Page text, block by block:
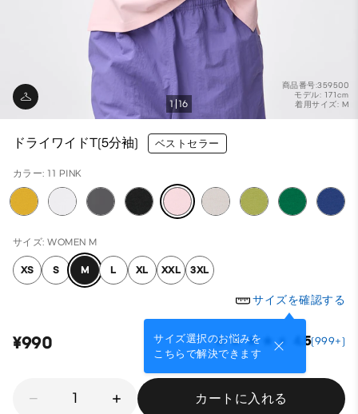
商品番号:359500
モデル: 171cm
着用サイズ: M
1 16
ドライワイドT(5分袖) ベストセラー
カラー: 11 PINK
サイズ: WOMEN M
XS S M L XL XXL 3XL
サイズを確認する
サイズ選択のお悩みを
こちらで解決できます
¥990 4.5(999+)
1 カートに入れる